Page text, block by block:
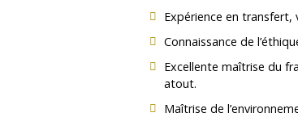
Expérience en transfert,
Connaissance de
Excellente maîtrise du
atout.
Maîtrise de